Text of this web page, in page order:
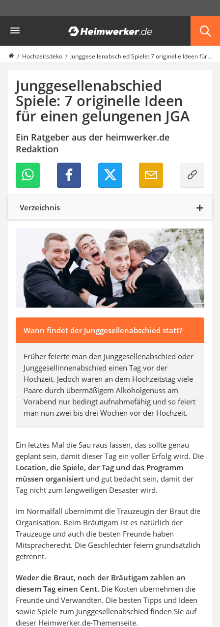
Haushalt & Freizeit
Diascanner
Walkie-Talkie Kinder
Gusseisen Bräter
Induktionskochfeld
Tischgeschirrspüler
Elektronische Dartscheibe
Wildkamera
Wischmopp
Trinkflasche
Thermokanne
Elektrische Pfeffermühle
Waschsauger
Geflügelschere
Ferngesteuertes Auto
Beheizbare Handschuhe
Hochzeitsdeko Junggesellenabschied Spiele: 7 originelle Ideen für einen gelungenen JGA
Junggesellenabschied
Spiele: 7 originelle Ideen
für einen gelungenen JGA
Ein Ratgeber aus der heimwerker.de
Redaktion
Verzeichnis
Wann findet der Junggesellenabschied statt?
Früher feierte man den Junggesellenabschied oder
Junggesellinnenabschied einen Tag vor der
Hochzeit. Jedoch waren an dem Hochzeitstag viele
Paare durch übermäßigem Alkoholgenuss am
Vorabend nur bedingt aufnahmefähig und so feiert
man nun zwei bis drei Wochen vor der Hochzeit.
Ein letztes Mal die Sau raus lassen, das sollte genau
geplant sein, damit dieser Tag ein voller Erfolg wird. Die
Location, die Spiele, der Tag und das Programm
müssen organisiert und gut bedacht sein, damit der
Tag nicht zum langweiligen Desaster wird.
Im Normalfall übernimmt die Trauzeugin der Braut die
Organisation. Beim Bräutigam ist es natürlich der
Trauzeuge und auch die besten Freunde haben
Mitspracherecht. Die Geschlechter feiern grundsätzlich
getrennt.
Weder die Braut, noch der Bräutigam zahlen an
diesem Tag einen Cent. Die Kosten übernehmen die
Freunde und Verwandten. Die besten Tipps und Ideen
sowie Spiele zum Junggesellenabschied finden Sie auf
dieser Heimwerker.de-Themenseite.